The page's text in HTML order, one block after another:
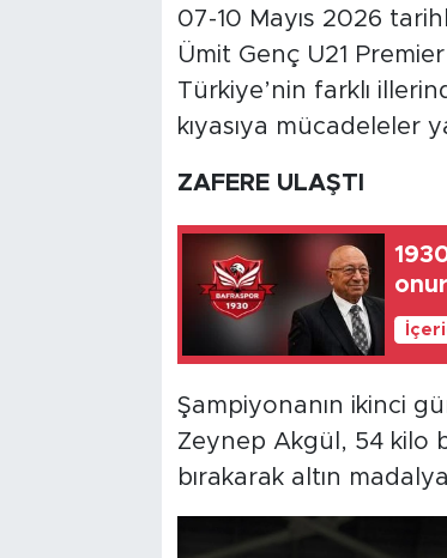
07-10 Mayıs 2026
Ümit Genç U21
Türkiye’nin farklı
kıyasıya mücadeleler
ZAFERE ULAŞTI
Şampiyonanın ikinci
Zeynep Akgül, 54 kilo
bırakarak altın